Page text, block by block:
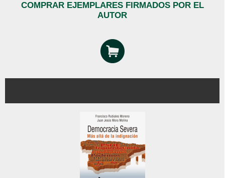
COMPRAR EJEMPLARES FIRMADOS POR EL
AUTOR